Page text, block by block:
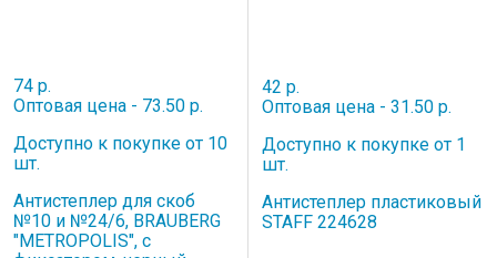
74 р.
Оптовая цена - 73.50 р.
Доступно к покупке от 10
шт.
Антистеплер для скоб
№10 и №24/6, BRAUBERG
"METROPOLIS", с
42 р.
Оптовая цена - 31.50 р.
Доступно к покупке от 1
шт.
Антистеплер пластиковый
STAFF 224628